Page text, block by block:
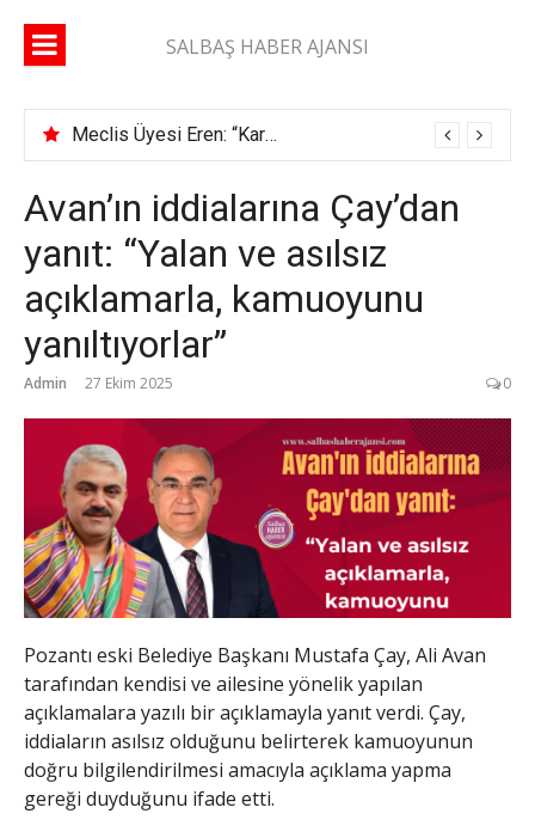
SALBAŞ HABER AJANSI
Meclis Üyesi Eren: “Karaisalı yolunda 2 ay geçti, şerit çizgisi bile çekilmedi”
Avan’ın iddialarına Çay’dan
yanıt: “Yalan ve asılsız
açıklamarla, kamuoyunu
yanıltıyorlar”
Admin 27 Ekim 2025 0
Pozantı eski Belediye Başkanı Mustafa Çay, Ali Avan
tarafından kendisi ve ailesine yönelik yapılan
açıklamalara yazılı bir açıklamayla yanıt verdi. Çay,
iddiaların asılsız olduğunu belirterek kamuoyunun
doğru bilgilendirilmesi amacıyla açıklama yapma
gereği duyduğunu ifade etti.